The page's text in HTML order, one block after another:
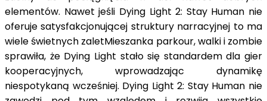
elementów. Nawet jeśli Dying Light 2: Stay Human nie
oferuje satysfakcjonującej struktury narracyjnej to ma
wiele świetnych zaletMieszanka parkour, walki i zombie
sprawiła, że Dying Light stało się standardem dla gier
kooperacyjnych, wprowadzając dynamikę
niespotykaną wcześniej. Dying Light 2: Stay Human nie